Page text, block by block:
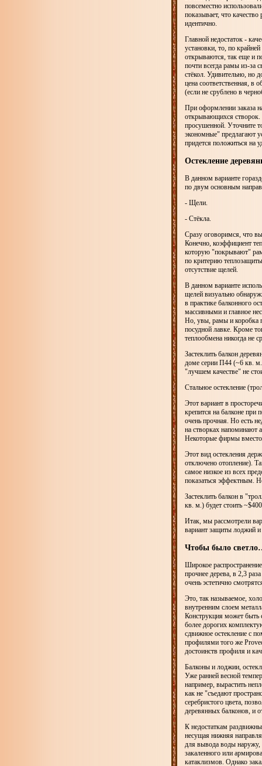
повсеместно
показывает, что
идентично.
Главной недостаток -
установки, то, по
открываются, так еще и
почти всегда рамы из-за
стёкол. Удивительно, но
цена соответственная, в
(если не срублено в
При оформлении заказа
открывающихся створок.
просушенной. Уточните
экономные" предлагают
придется положиться на
Остекление
В данном варианте
по двум основным
- Щели.
- Стёкла.
Сразу оговоримся, что
Конечно, коэффициент
которую "покрывают"
по критерию теплозащиты
отсутствие щелей.
В данном варианте
щелей визуально
в практике балконного
массивными и главное
Но, увы, рамы и коробка
посудной лавке. Кроме
теплообмена никогда не
Застеклить балкон
доме серии П44 (~6 кв.
"лучшем качестве" не
Стальное остекление
Этот вариант в
крепится на балконе при
очень прочная. Но есть
на створках напоминают
Некоторые фирмы вместо
Этот вид остекления
отключено отопление).
самое низкое из всех
показаться эффектным.
Застеклить балкон в
кв. м.) будет стоить
Итак, мы рассмотрели
вариант защиты лоджий и
Чтобы было
Широкое
прочнее дерева, в 2,3
очень эстетично
Это, так называемое,
внутренним слоем
Конструкция может быть
более дорогих
сдвижное остекление с
профилями того же
достоинств профиля и
Балконы и лоджии,
Уже ранней весной
например, вырастить
как не "съедают
серебристого цвета,
деревянных балконов, и
К недостаткам
несущая нижняя
для вывода воды наружу,
закаленного или
катаклизмов. Однако